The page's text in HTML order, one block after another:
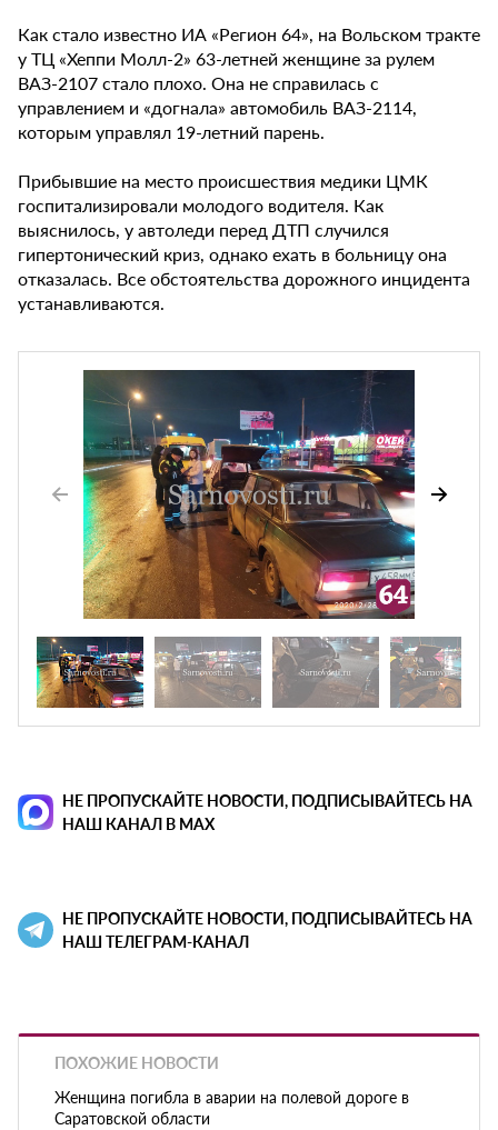
Как стало известно ИА «Регион 64», на Вольском тракте
у ТЦ «Хеппи Молл-2» 63-летней женщине за рулем
ВАЗ-2107 стало плохо. Она не справилась с
управлением и «догнала» автомобиль ВАЗ-2114,
которым управлял 19-летний парень.
Прибывшие на место происшествия медики ЦМК
госпитализировали молодого водителя. Как
выяснилось, у автоледи перед ДТП случился
гипертонический криз, однако ехать в больницу она
отказалась. Все обстоятельства дорожного инцидента
устанавливаются.
НЕ ПРОПУСКАЙТЕ НОВОСТИ, ПОДПИСЫВАЙТЕСЬ НА
НАШ КАНАЛ В MAX
НЕ ПРОПУСКАЙТЕ НОВОСТИ, ПОДПИСЫВАЙТЕСЬ НА
НАШ ТЕЛЕГРАМ-КАНАЛ
ПОХОЖИЕ НОВОСТИ
Женщина погибла в аварии на полевой дороге в
Саратовской области